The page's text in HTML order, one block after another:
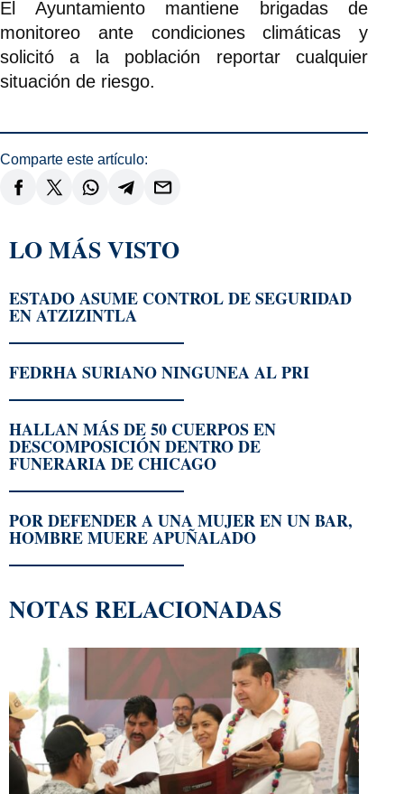
El Ayuntamiento mantiene brigadas de
monitoreo ante condiciones climáticas y
solicitó a la población reportar cualquier
situación de riesgo.
Comparte este artículo:
LO MÁS VISTO
ESTADO ASUME CONTROL DE SEGURIDAD
EN ATZIZINTLA
FEDRHA SURIANO NINGUNEA AL PRI
HALLAN MÁS DE 50 CUERPOS EN
DESCOMPOSICIÓN DENTRO DE
FUNERARIA DE CHICAGO
POR DEFENDER A UNA MUJER EN UN BAR,
HOMBRE MUERE APUÑALADO
NOTAS RELACIONADAS